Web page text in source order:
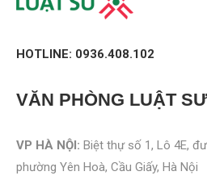
HOTLINE: 0936.408.102
VĂN PHÒNG LUẬT
VP HÀ NỘI: Biệt thự số 1, Lô 4E,
phường Yên Hoà, Cầu Giấy, Hà Nội